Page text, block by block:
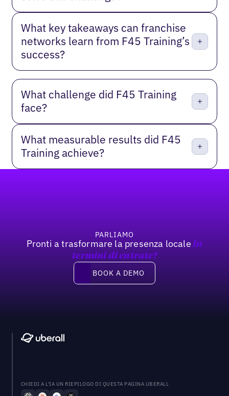
What key takeaways can franchise
networks learn from F45 Training’s
success?
What challenge did F45 Training
face?
What measurable results did F45
Training achieve?
PARLIAMO
Pronti a trasformare la presenza locale In
termini di entrate?
Book a demo
BOOK A DEMO
CHIEDI A L'IA UN RIEPILOGO DI QUESTA PAGINA UBERALL